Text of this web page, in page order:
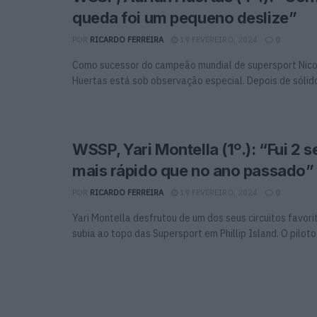
queda foi um pequeno deslize”
RICARDO FERREIRA 19 FEVEREIRO, 2024 0
Como sucessor do campeão mundial de supersport
Huertas está sob observação especial. Depois de
WSSP, Yari Montella (1º.): “Fui 2
mais rápido que no ano passado”
RICARDO FERREIRA 19 FEVEREIRO, 2024 0
Yari Montella desfrutou de um dos seus circuitos
subia ao topo das Supersport em Phillip Island. O piloto